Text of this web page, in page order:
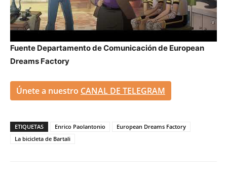
Fuente Departamento de Comunicación de European
Dreams Factory
Únete a nuestro CANAL DE TELEGRAM
ETIQUETAS Enrico Paolantonio
European Dreams Factory
La bicicleta de Bartali